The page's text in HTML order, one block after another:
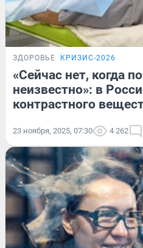
ЗДОРОВЬЕ КРИЗИС-2026
«Сейчас нет, когда
неизвестно»: в
контрастного
23 ноября, 2025, 07:30 4 262